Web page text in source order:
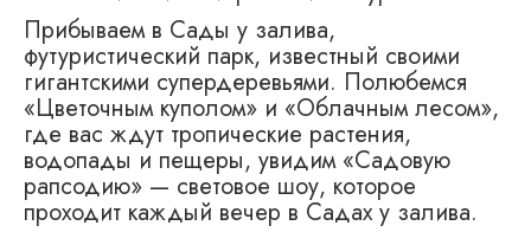
Прибываем в Сады у залива,
футуристический парк, известный своими
гигантскими супердеревьями. Полюбемся
«Цветочным куполом» и «Облачным лесом»,
где вас ждут тропические растения,
водопады и пещеры, увидим «Садовую
рапсодию» — световое шоу, которое
проходит каждый вечер в Садах у залива.